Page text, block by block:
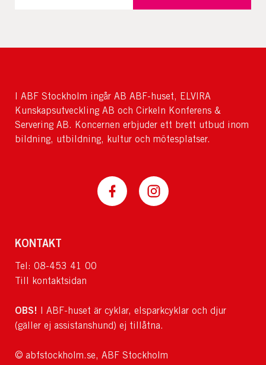
I ABF Stockholm ingår AB ABF-huset, ELVIRA
Kunskapsutveckling AB och Cirkeln Konferens &
Servering AB. Koncernen erbjuder ett brett utbud inom
bildning, utbildning, kultur och mötesplatser.
KONTAKT
Tel: 08-453 41 00
Till kontaktsidan
OBS! I ABF-huset är cyklar, elsparkcyklar och djur
(gäller ej assistanshund) ej tillåtna.
© abfstockholm.se, ABF Stockholm